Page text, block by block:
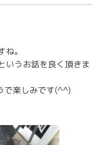
。
いうお話を良く頂きま
で楽しみです(^^)